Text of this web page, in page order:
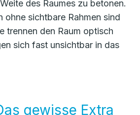
des Raumes zu betonen.
ohne sichtbare Rahmen sind
trennen den Raum optisch
sich fast unsichtbar in das
gewisse Extra